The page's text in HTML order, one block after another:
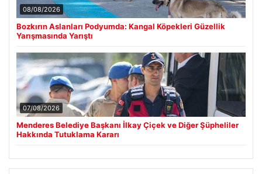
08/08/2026
Bozkırın Aslanları Podyumda: Kangal Köpekleri Güzellik
Yarışmasında Yarıştı
07/08/2026
Menderes Belediye Başkanı İlkay Çiçek ve Diğer Şüpheliler
Hakkında Tutuklama Kararı